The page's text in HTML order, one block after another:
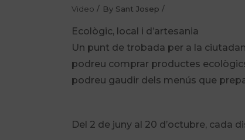
Video By Sant Josep
Ecològic, local i d’artesania
Un punt de trobada per a la
podreu comprar productes
podreu gaudir dels menús que
Del 2 de juny al 20 d’octubre, cada